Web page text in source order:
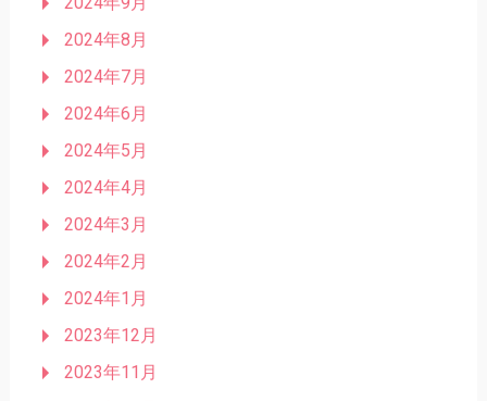
2024年8月
2024年7月
2024年6月
2024年5月
2024年4月
2024年3月
2024年2月
2024年1月
2023年12月
2023年11月